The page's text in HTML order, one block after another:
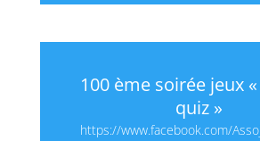
100 ème soirée jeux
quiz »
https://www.facebook.com/